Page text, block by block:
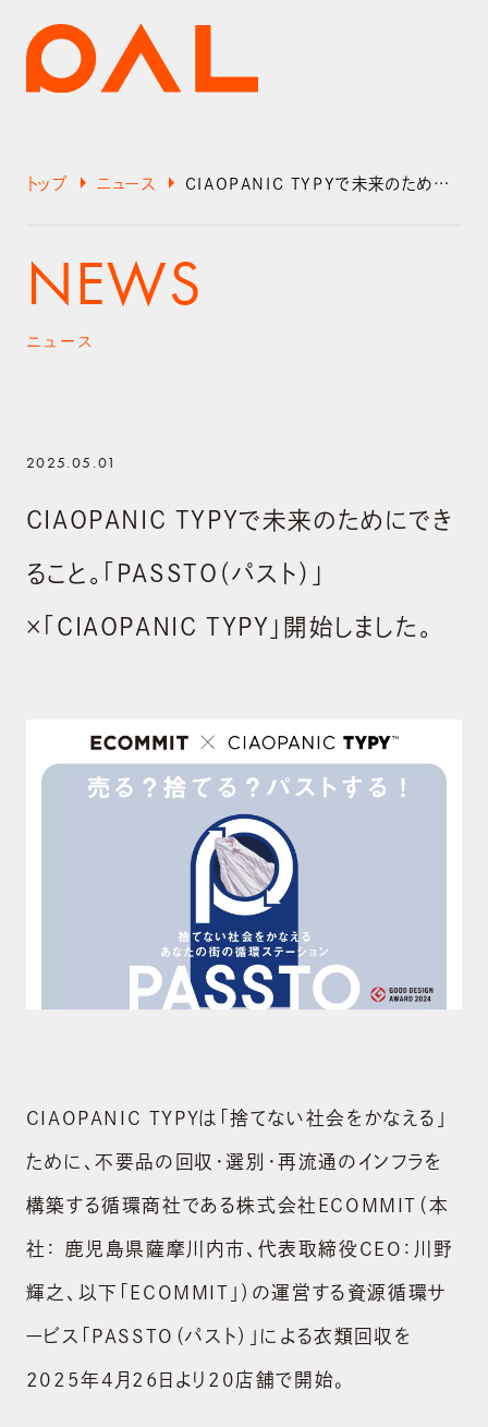
トップ arrow_right ニュース arrow_right CIAOPANIC TYPYで未来のためにできること。「PASSTO（パスト）」×「CIAOPANIC TYPY」開始しました。
NEWS
ニュース
2025.05.01
CIAOPANIC TYPYで未来のためにでき
ること。「PASSTO（パスト）」
×「CIAOPANIC TYPY」開始しました。
CIAOPANIC TYPYは「捨てない社会をかなえる」
ために、不要品の回収・選別・再流通のインフラを
構築する循環商社である株式会社ECOMMIT（本
社： 鹿児島県薩摩川内市、代表取締役CEO：川野
輝之、以下「ECOMMIT」）の運営する資源循環サ
ービス「PASSTO（パスト）」による衣類回収を
2025年4月26日より20店舗で開始。